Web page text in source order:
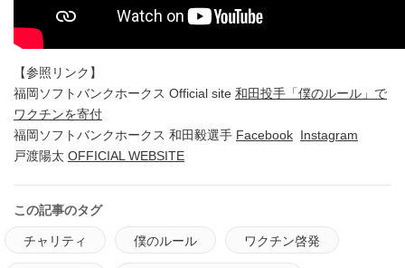
【参照リンク】
福岡ソフトバンクホークス Official site 和田投手「僕のルール」で
ワクチンを寄付
福岡ソフトバンクホークス 和田毅選手 Facebook Instagram
戸渡陽太 OFFICIAL WEBSITE
この記事のタグ
チャリティ 僕のルール ワクチン啓発